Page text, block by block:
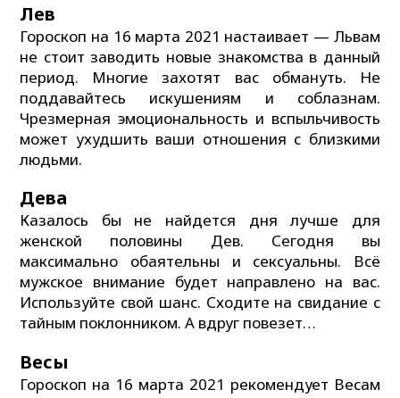
Лев
Гороскоп на 16 марта 2021 настаивает — Львам
не стоит заводить новые знакомства в данный
период. Многие захотят вас обмануть. Не
поддавайтесь искушениям и соблазнам.
Чрезмерная эмоциональность и вспыльчивость
может ухудшить ваши отношения с близкими
людьми.
Дева
Казалось бы не найдется дня лучше для
женской половины Дев. Сегодня вы
максимально обаятельны и сексуальны. Всё
мужское внимание будет направлено на вас.
Используйте свой шанс. Сходите на свидание с
тайным поклонником. А вдруг повезет…
Весы
Гороскоп на 16 марта 2021 рекомендует Весам